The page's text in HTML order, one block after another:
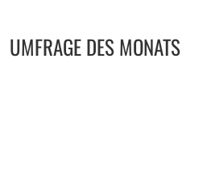
UMFRAGE DES MONATS